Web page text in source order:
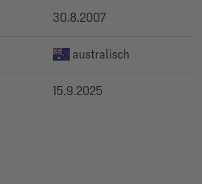
30.8.2007
australisch
15.9.2025